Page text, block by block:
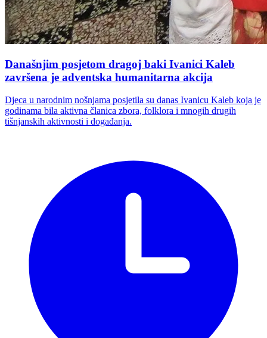
Današnjim posjetom dragoj baki Ivanici Kaleb
završena je adventska humanitarna akcija
Djeca u narodnim nošnjama posjetila su danas Ivanicu Kaleb koja je
godinama bila aktivna članica zbora, folklora i mnogih drugih
tišnjanskih aktivnosti i događanja.